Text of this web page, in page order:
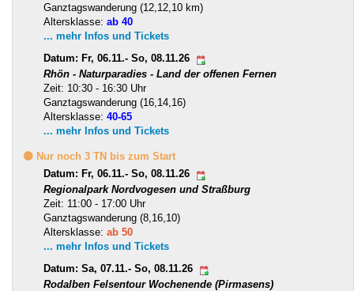
Ganztagswanderung (12,12,10 km)
Altersklasse: ab 40
... mehr Infos und Tickets
Datum: Fr, 06.11.- So, 08.11.26
Rhön - Naturparadies - Land der offenen Fernen
Zeit: 10:30 - 16:30 Uhr
Ganztagswanderung (16,14,16)
Altersklasse: 40-65
... mehr Infos und Tickets
🟡 Nur noch 3 TN bis zum Start
Datum: Fr, 06.11.- So, 08.11.26
Regionalpark Nordvogesen und Straßburg
Zeit: 11:00 - 17:00 Uhr
Ganztagswanderung (8,16,10)
Altersklasse: ab 50
... mehr Infos und Tickets
Datum: Sa, 07.11.- So, 08.11.26
Rodalben Felsentour Wochenende (Pirmasens)